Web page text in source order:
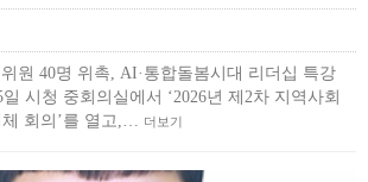
원 40명 위촉, AI·통합돌봄시대 리더십 특강
시청 중회의실에서 ‘2026년 제2차 지역사회
회의’를 열고,… 더보기